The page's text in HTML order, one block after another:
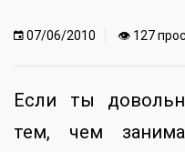
07/06/2010 👁 127
Если ты
тем, чем